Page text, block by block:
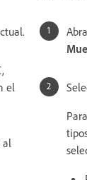
el
al